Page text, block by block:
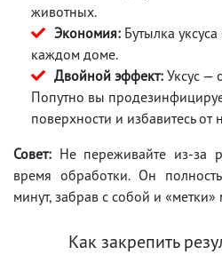
животных.
Экономия: Бутылка
каждом доме.
Двойной эффект: Уксус —
Попутно вы
поверхности и избавитесь от
Совет: Не переживайте из-за
время обработки. Он
минут, забрав с собой и «метки»
Как закрепить